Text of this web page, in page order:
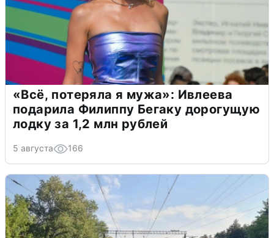
«Всё, потеряла я мужа»: Ивлеева
подарила Филиппу Бегаку дорогущую
лодку за 1,2 млн рублей
5 августа 166